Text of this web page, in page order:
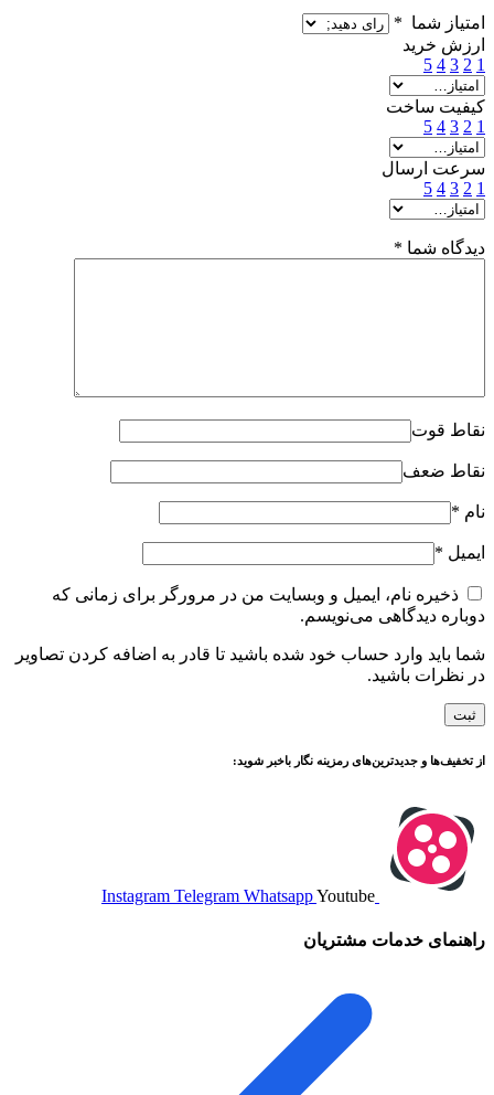
امتیاز شما *
ارزش خرید
1
2
3
4
5
کیفیت ساخت
1
2
3
4
5
سرعت ارسال
1
2
3
4
5
دیدگاه شما *
نقاط قوت
نقاط ضعف
نام *
ایمیل *
ذخیره نام، ایمیل و وبسایت من در مرورگر برای زمانی که
دوباره دیدگاهی می‌نویسم.
شما باید وارد حساب خود شده باشید تا قادر به اضافه کردن تصاویر
در نظرات باشید.
از تخفیف‌ها و جدیدترین‌های رمزینه نگار باخبر شوید:
Instagram Telegram WhatsappYoutube
راهنمای خدمات مشتریان